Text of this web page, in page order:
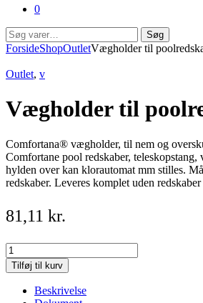
0
Søg
efter:
Søg
ForsideShopOutletVægholder til
Outlet, v
Vægholder til
Comfortana® vægholder, til nem og
Comfortane pool redskaber, teleskopstang,
hylden over kan klorautomat mm stilles.
redskaber. Leveres komplet uden
81,11 kr.
Vægholder
til
poolredskaber
quantity
Tilføj til kurv
Beskrivelse